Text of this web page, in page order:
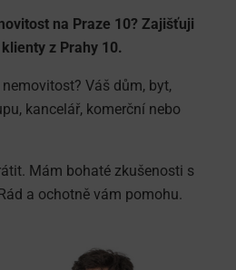
na Praze 10? Zajišťuji
z Prahy 10.
Váš dům, byt,
kancelář, komerční nebo
Mám bohaté zkušenosti s
a ochotně vám pomohu.